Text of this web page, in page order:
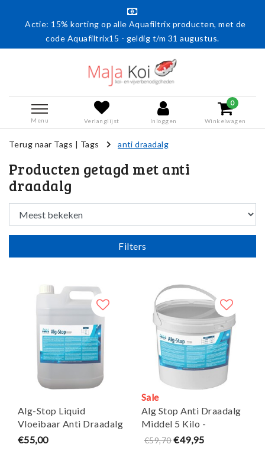
Actie: 15% korting op alle Aquafiltrix producten, met de
code Aquafiltrix15 - geldig t/m 31 augustus.
Menu Verlanglijst Inloggen
0
Winkelwagen
Terug naar Tags | Tags anti draadalg
Producten getagd met anti
draadalg
Filters
Alg-Stop Liquid
Vloeibaar Anti Draadalg
Middel 5l - AquaForte
€55,00
Sale
Alg Stop Anti Draadalg
Middel 5 Kilo -
Aquaforte
€59,70 €49,95